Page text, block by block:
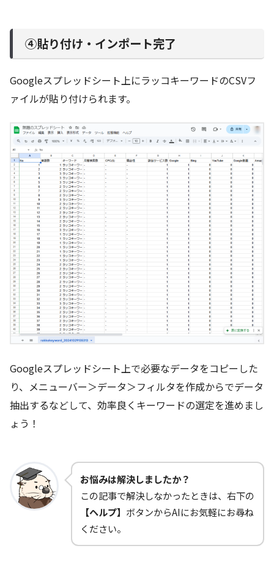
④貼り付け・インポート完了
Googleスプレッドシート上にラッコキーワードのCSVフ
ァイルが貼り付けられます。
Googleスプレッドシート上で必要なデータをコピーした
り、メニューバー＞データ＞フィルタを作成からでデータ
抽出するなどして、効率良くキーワードの選定を進めまし
ょう！
お悩みは解決しましたか？
この記事で解決しなかったときは、右下の
【ヘルプ】 ボタンからAIにお気軽にお尋ね
ください。